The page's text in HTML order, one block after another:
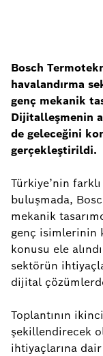
Bosch
havalandırma
genç mekanik
Dijitalleşmenin
de geleceğini
gerçekleştirildi.
Türkiye’nin
buluşmada,
mekanik
genç isimlerinin
konusu ele
sektörün
dijital
Toplantının
şekillendirecek
ihtiyaçlarına